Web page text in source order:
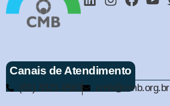
Canais de Atendimento
(61) 3321-9563 cmb@cmb.org.br